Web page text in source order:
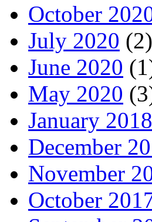
October
July 2020 (2)
June 2020
May 2020
January 2018
December
November
October